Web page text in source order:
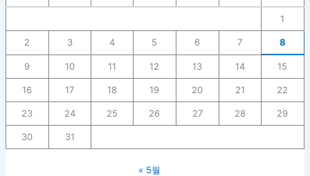
1
2 3 4 5 6 7 8
9 10 11 12 13 14 15
16 17 18 19 20 21 22
23 24 25 26 27 28 29
30 31
« 5월